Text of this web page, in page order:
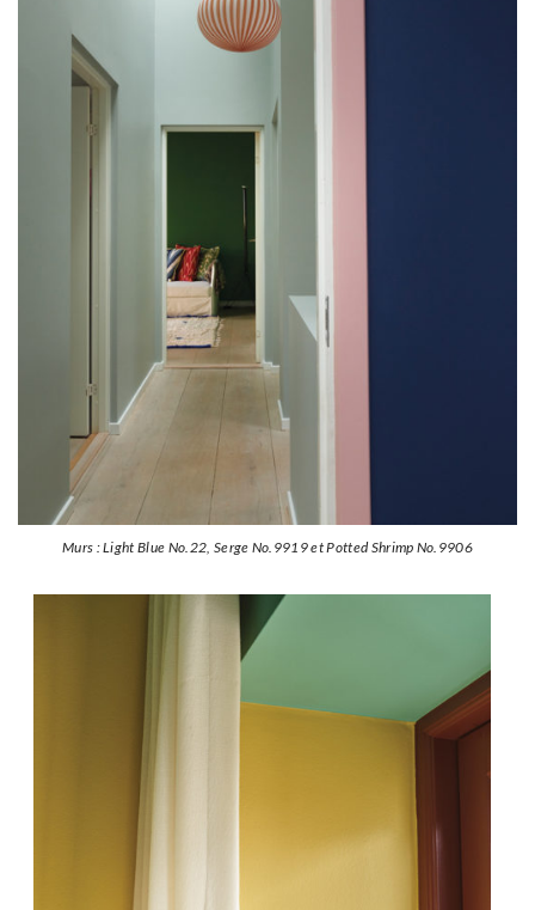
Murs : Light Blue No.22, Serge No.9919 et Potted Shrimp No.9906